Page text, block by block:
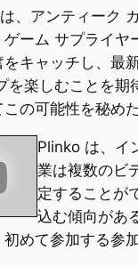
、アンティーク
ゲーム サプライ
キャッチし、最
を楽しむことを
の可能性を秘め
Plinko は、イ
業は複数のビ
定することが
込む傾向があ
めて参加する参